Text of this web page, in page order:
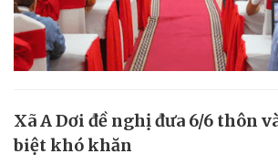
Xã A Dơi đề nghị đưa 6/6 thôn
biệt khó khăn